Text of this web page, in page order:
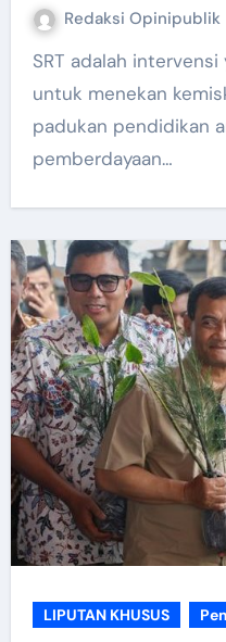
Redaksi Opinipublik
SRT adalah intervensi yang logis dan terukur
untuk menekan
padukan pendidikan
pemberdayaan…
LIPUTAN KHUSUS